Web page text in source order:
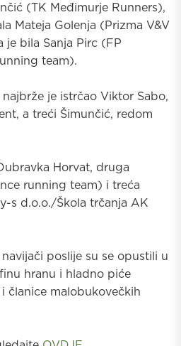
(TK Međimurje Runners),
Mateja Golenja (Prizma V&V
je bila Sanja Pirc (FP
team).
je istrčao Viktor Sabo,
a treći Šimunčić, redom
Horvat, druga
running team) i treća
s d.o.o./Škola trčanja AK
poslije su se opustili u
hranu i hladno piće
članice malobukovečkih